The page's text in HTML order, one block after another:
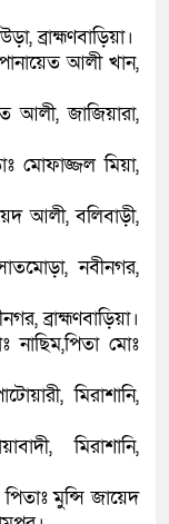
ব্রাহ্মণবাড়িয়া।
আলী খান,
আলী, জাজিয়ারা,
মোফাজ্জল মিয়া,
আলী, বলিবাড়ী,
নবীনগর,
ব্রাহ্মণবাড়িয়া।
মোঃ
মিরাশানি,
মিরাশানি,
মুন্সি জায়েদ